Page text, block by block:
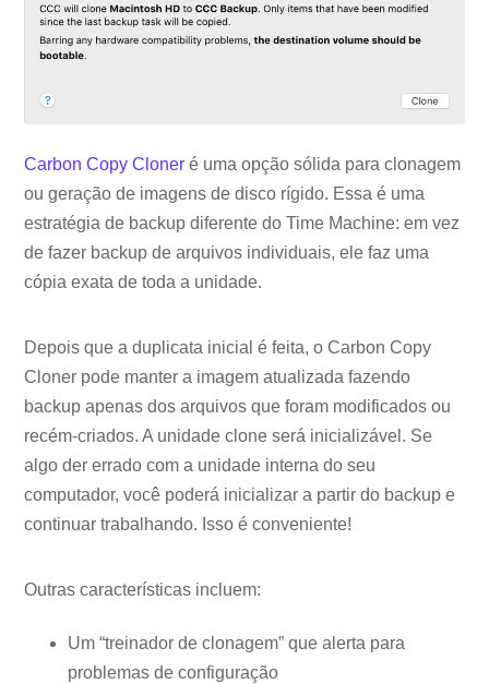
Carbon Copy Cloner é uma opção sólida para clonagem
ou geração de imagens de disco rígido. Essa é uma
estratégia de backup diferente do Time Machine: em vez
de fazer backup de arquivos individuais, ele faz uma
cópia exata de toda a unidade.
Depois que a duplicata inicial é feita, o Carbon Copy
Cloner pode manter a imagem atualizada fazendo
backup apenas dos arquivos que foram modificados ou
recém-criados. A unidade clone será inicializável. Se
algo der errado com a unidade interna do seu
computador, você poderá inicializar a partir do backup e
continuar trabalhando. Isso é conveniente!
Outras características incluem:
Um “treinador de clonagem” que alerta para
problemas de configuração